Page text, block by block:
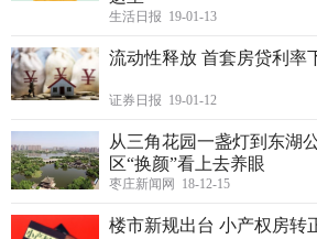
生活日报 19-01-13
流动性释放 首套房贷利率
证券日报 19-01-12
从三角花园一盏灯到东湖
区“换颜”看上去养眼
枣庄新闻网 18-12-15
楼市新规出台 小产权房转